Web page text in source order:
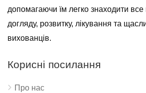
допомагаючи їм легко знаходити все
догляду, розвитку, лікування та
вихованців.
Корисні посилання
Про нас